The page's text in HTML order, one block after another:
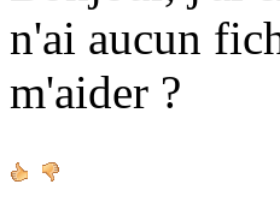
n'ai aucun
m'aider ?